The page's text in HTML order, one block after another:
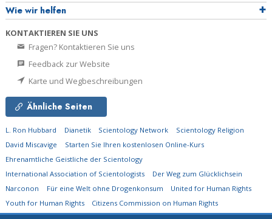
Wie wir helfen
KONTAKTIEREN SIE UNS
Fragen? Kontaktieren Sie uns
Feedback zur Website
Karte und Wegbeschreibungen
Ähnliche Seiten
L. Ron Hubbard Dianetik Scientology Network
Scientology Religion
David Miscavige
Starten Sie Ihren kostenlosen Online-Kurs
Ehrenamtliche Geistliche der Scientology
International Association of Scientologists
Der Weg zum Glücklichsein
Narconon
Für eine Welt ohne Drogenkonsum
United for Human Rights
Youth for Human Rights
Citizens Commission on Human Rights